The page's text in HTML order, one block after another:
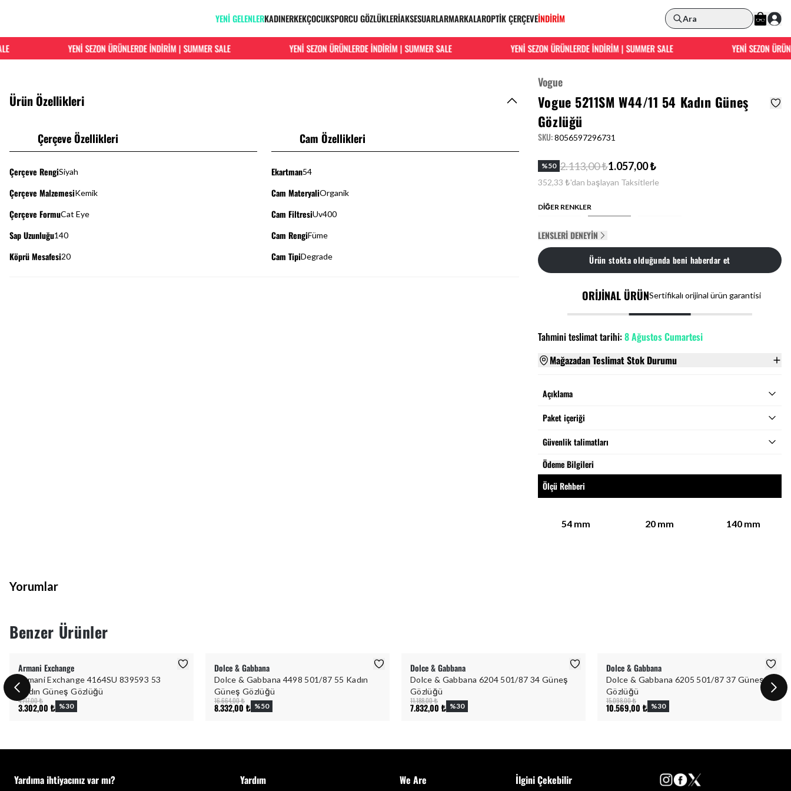
YENİ GELENLERKADINERKEKÇOCUKSPORCU GÖZLÜKLERİAKSESUARLARMARKALAROPTİK ÇERÇEVEİNDİRİM Ara
YENİ SEZON ÜRÜNLERDE İNDİRİM | SUMMER SALE YENİ SEZON ÜRÜNLERDE İNDİRİM | SUMMER SALE YENİ SEZON ÜRÜNLERDE İNDİRİM | SUMMER SALE YENİ SEZON
Ürün Özellikleri
Çerçeve Özellikleri
Çerçeve RengiSiyah
Çerçeve MalzemesiKemik
Çerçeve FormuCat Eye
Sap Uzunluğu140
Köprü Mesafesi20
Cam Özellikleri
Ekartman54
Cam MateryaliOrganik
Cam FiltresiUv400
Cam RengiFüme
Cam TipiDegrade
Vogue
Vogue 5211SM W44/11 54 Kadın Güneş
Gözlüğü
SKU:8056597296731
%50 2.113,00 ₺1.057,00 ₺
352,33 ₺'dan başlayan Taksitlerle
DİĞER RENKLER
LENSLERI DENEYIN
Ürün stokta olduğunda beni haberdar et
ORİJİNAL ÜRÜNSertifikalı orijinal ürün garantisi
Tahmini teslimat tarihi:8 Ağustos Cumartesi
Mağazadan Teslimat Stok Durumu
Açıklama
Paket içeriği
Güvenlik talimatları
Ödeme Bilgileri
Ölçü Rehberi
54 mm 20 mm 140mm
Yorumlar
Benzer Ürünler
Armani Exchange
Armani Exchange 4164SU 839593 53
Kadın Güneş Gözlüğü
4.717,00 ₺
3.302,00 ₺ %30
Dolce & Gabbana
Dolce & Gabbana 4498 501/87 55 Kadın
Güneş Gözlüğü
16.664,00 ₺
8.332,00 ₺ %50
Dolce & Gabbana
Dolce & Gabbana 6204 501/87 34 Güneş
Gözlüğü
11.188,00 ₺
7.832,00 ₺ %30
Dolce & Gabbana
Dolce & Gabbana 6205 501/87 37 Güneş
Gözlüğü
15.098,00 ₺
10.569,00 ₺ %30
Yardıma ihtiyacınız var mı? Yardım We Are İlgini Çekebilir